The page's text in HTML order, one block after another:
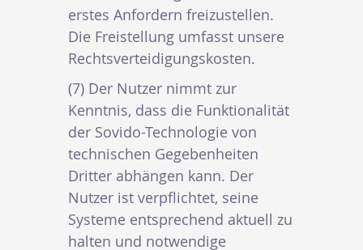
erstes Anfordern freizustellen.
Die Freistellung umfasst unsere
Rechtsverteidigungskosten.
(7) Der Nutzer nimmt zur
Kenntnis, dass die Funktionalität
der Sovido-Technologie von
technischen Gegebenheiten
Dritter abhängen kann. Der
Nutzer ist verpflichtet, seine
Systeme entsprechend aktuell zu
halten und notwendige